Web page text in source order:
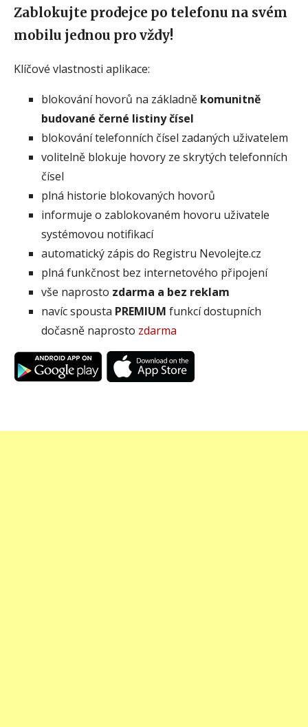
Zablokujte prodejce po telefonu na svém
mobilu jednou pro vždy!
Klíčové vlastnosti aplikace:
blokování hovorů na základně komunitně
budované černé listiny čísel
blokování telefonních čísel zadaných uživatelem
volitelně blokuje hovory ze skrytých telefonních
čísel
plná historie blokovaných hovorů
informuje o zablokovaném hovoru uživatele
systémovou notifikací
automatický zápis do Registru Nevolejte.cz
plná funkčnost bez internetového připojení
vše naprosto zdarma a bez reklam
navíc spousta PREMIUM funkcí dostupních
dočasně naprosto zdarma